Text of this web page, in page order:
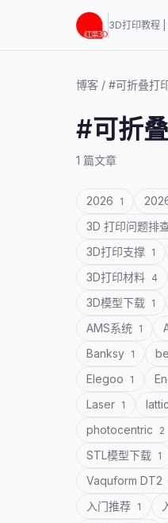
3D打印教程
博客 / #可折叠打
#可折
1 篇文章
2026 1
3D 打印问题排
3D打印支撑 1
3D打印材料 4
3D模型下载 1
AMS系统 1
Banksy 1
Elegoo 1
Laser 1
photocentric 2
STL模型下载 1
Vaquform DT2
入门推荐 1